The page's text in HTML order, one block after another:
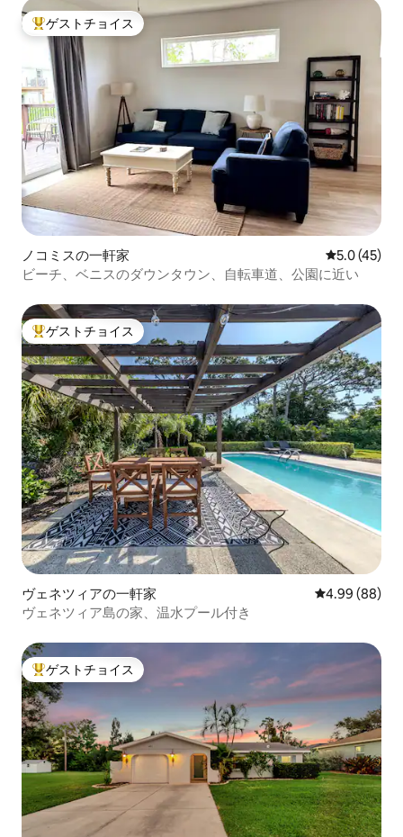
大好評のゲストチョイスです。
ゲストチョイス
ノコミスの一軒家 レビュー45
5.0 (45)
ビーチ、ベニスのダウンタウン、自転車道、公園に近い
大好評のゲストチョイスです。
ゲストチョイス
ヴェネツィアの一軒家 レビュー88件
4.99 (88)
ヴェネツィア島の家、温水プール付き
大好評のゲストチョイスです。
ゲストチョイス